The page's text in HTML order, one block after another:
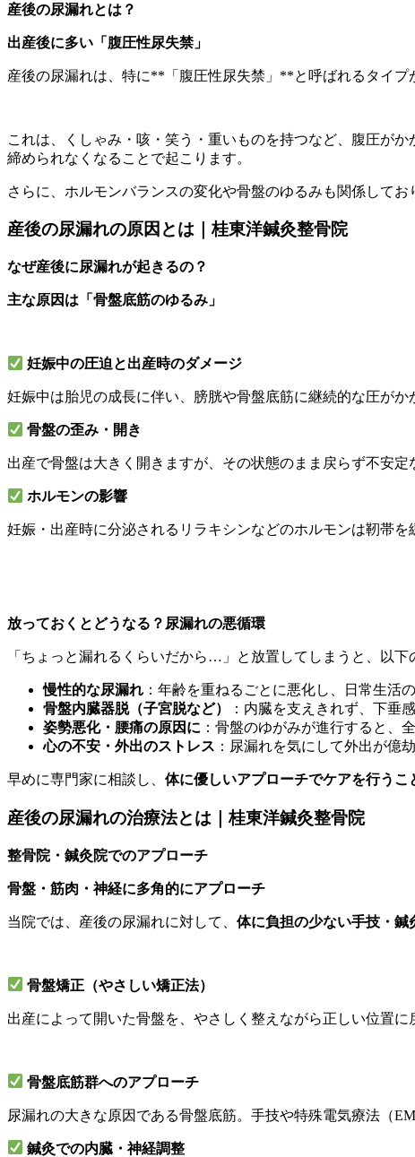
産後の尿漏れとは？
出産後に多い「腹圧性尿失禁」
産後の尿漏れは、特に**「腹圧性尿失禁」**と呼ばれるタイプ
これは、くしゃみ・咳・笑う・重いものを持つなど、腹圧が
締められなくなることで起こります。
さらに、ホルモンバランスの変化や骨盤のゆるみも関係してお
産後の尿漏れの原因とは｜桂東洋鍼灸整骨院
なぜ産後に尿漏れが起きるの？
主な原因は「骨盤底筋のゆるみ」
妊娠中の圧迫と出産時のダメージ
妊娠中は胎児の成長に伴い、膀胱や骨盤底筋に継続的な圧が
骨盤の歪み・開き
出産で骨盤は大きく開きますが、その状態のまま戻らず不安
ホルモンの影響
妊娠・出産時に分泌されるリラキシンなどのホルモンは靭帯
放っておくとどうなる？尿漏れの悪循環
「ちょっと漏れるくらいだから…」と放置してしまうと、以
慢性的な尿漏れ ：年齢を重ねるごとに悪化し、日常生活
骨盤内臓器脱（子宮脱など）
：内臓を支えきれず、下垂
姿勢悪化・腰痛の原因に ：骨盤のゆがみが進行すると、
心の不安・外出のストレス ：尿漏れを気にして外出が億
早めに専門家に相談し、 体に優しいアプローチでケアを行うこ
産後の尿漏れの治療法とは｜桂東洋鍼灸整骨院
整骨院・鍼灸院でのアプローチ
骨盤・筋肉・神経に多角的にアプローチ
当院では、産後の尿漏れに対して、 体に負担の少ない手技・
骨盤矯正（やさしい矯正法）
出産によって開いた骨盤を、やさしく整えながら正しい位置
骨盤底筋群へのアプローチ
尿漏れの大きな原因である骨盤底筋。手技や特殊電気療法（
鍼灸での内臓・神経調整